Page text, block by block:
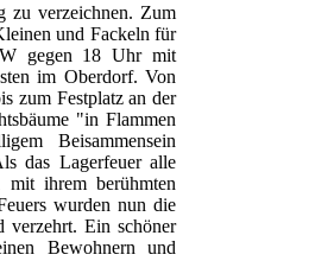
zu verzeichnen. Zum
und Fackeln für
gegen 18 Uhr mit
im Oberdorf. Von
zum Festplatz an der
"in Flammen
Beisammensein
das Lagerfeuer alle
mit ihrem berühmten
wurden nun die
verzehrt. Ein schöner
Bewohnern und